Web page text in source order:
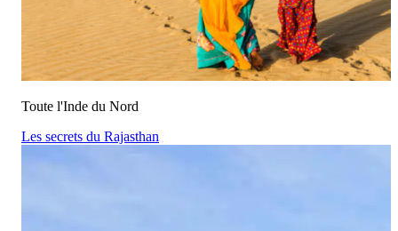
Toute l'Inde du Nord
Les secrets du Rajasthan